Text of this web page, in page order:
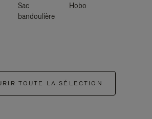
Sac
bandoulière
Hobo
TOUTE LA SÉLECTION